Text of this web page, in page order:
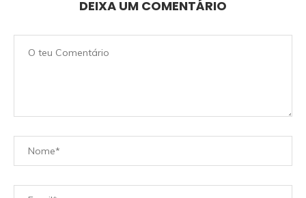
DEIXA UM COMENTÁRIO